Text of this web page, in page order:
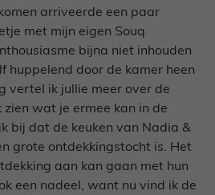
arriveerde een paar
met mijn eigen Souq
bijna niet inhouden
huppelend door de kamer heen
vertel ik jullie meer over de
wat je ermee kan in de
bij dat de keuken van Nadia &
grote ontdekkingstocht is. Het
aan kan gaan met hun
een nadeel, want nu vind ik de